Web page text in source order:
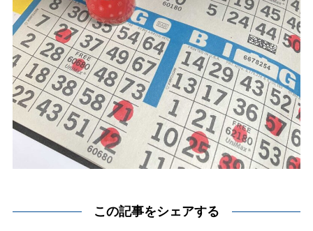
この記事をシェアする